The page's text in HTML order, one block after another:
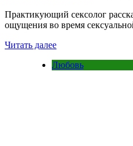
Практикующий сексолог
ощущения во время
Читать далее
Любовь